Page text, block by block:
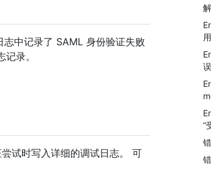
“
中记录了 SAML 身份验证失败
录。
试时写入详细的调试日志。 可